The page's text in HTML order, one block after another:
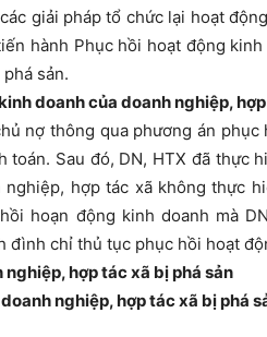
giải pháp tổ chức lại hoạt
hành Phục hồi hoạt động
sản.
doanh của doanh nghiệp,
nợ thông qua phương án phục
toán. Sau đó, DN, HTX đã thực
hợp tác xã không thực
hoạn động kinh doanh mà
đình chỉ thủ tục phục hồi hoạt
hợp tác xã bị phá sản
nghiệp, hợp tác xã bị phá